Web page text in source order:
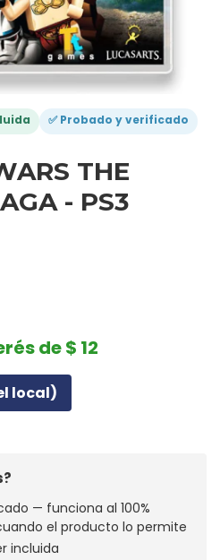
✅ Probado y verificado
THE
- PS3
de $ 12
local)
— funciona al 100%
el producto lo permite
incluida